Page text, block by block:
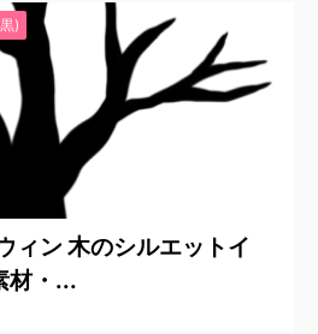
)
ィン 木のシルエットイ
材・...